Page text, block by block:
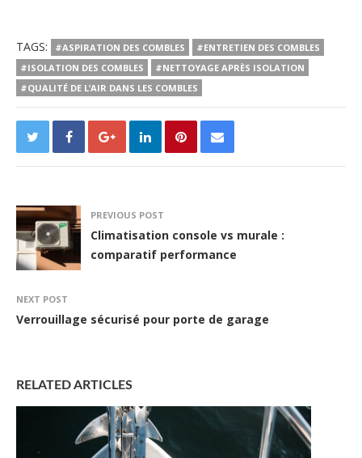
TAGS: #ASPIRATION DES COMBLES
#ENTRETIEN DES COMBLES
#ISOLATION DES COMBLES
#NETTOYAGE APRÈS ISOLATION
#QUALITÉ DE L’AIR DANS LES COMBLES
PREVIOUS POST
Climatisation console vs murale :
comparatif performance
NEXT POST
Verrouillage sécurisé pour porte de garage
RELATED ARTICLES